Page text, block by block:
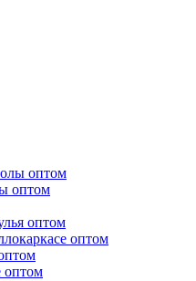
оптом
оптом
оптом
оптом
оптом